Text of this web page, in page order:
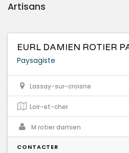
Artisans
EURL DAMIEN ROTIER
Paysagiste
Lassay-sur-croisne
Loir-et-cher
M rotier damien
CONTACTER